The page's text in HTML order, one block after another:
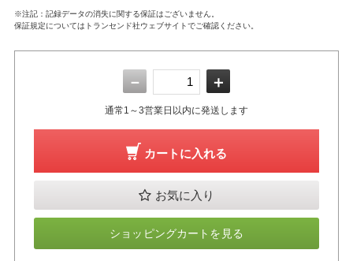
※注記：記録データの消失に関する保証はございません。
保証規定についてはトランセンド社ウェブサイトでご確認ください。
－ ＋
通常1～3営業日以内に発送します
カートに入れる
お気に入り
ショッピングカートを見る